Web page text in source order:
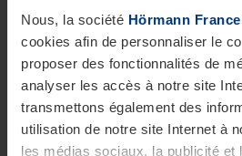
Nous, la société Hörmann
cookies afin de personnaliser le
proposer des fonctionnalités de
analyser les accès à notre site
transmettons également des
utilisation de notre site Internet à
les médias sociaux, la publicité et